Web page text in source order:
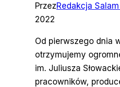
PrzezRedakcja
2022
Od pierwszego dnia
otrzymujemy
im. Juliusza
pracowników,